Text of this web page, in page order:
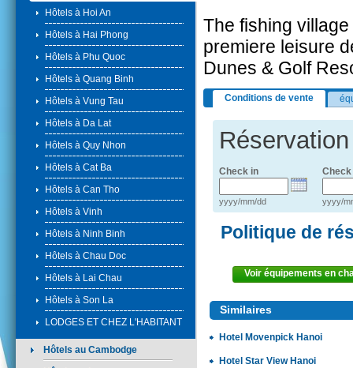
Hôtels à Hoi An
Hôtels à Hai Phong
Hôtels à Phu Quoc
Hôtels à Quang Binh
Hôtels à Vung Tau
Hôtels à Da Lat
Hôtels à Quy Nhon
Hôtels à Cat Ba
Hôtels à Can Tho
Hôtels à Vinh
Hôtels à Ninh Binh
Hôtels à Chau Doc
Hôtels à Lai Chau
Hôtels à Son La
LODGES ET CHEZ L'HABITANT
Hôtels au Cambodge
The fishing
premiere leisure
Dunes & Golf
Conditions de vente
Check in Check
yyyy/mm/dd yyyy/
Politique de
Voir équipements en
Similaires
Hotel Movenpick Hanoi
Hotel Star View Hanoi